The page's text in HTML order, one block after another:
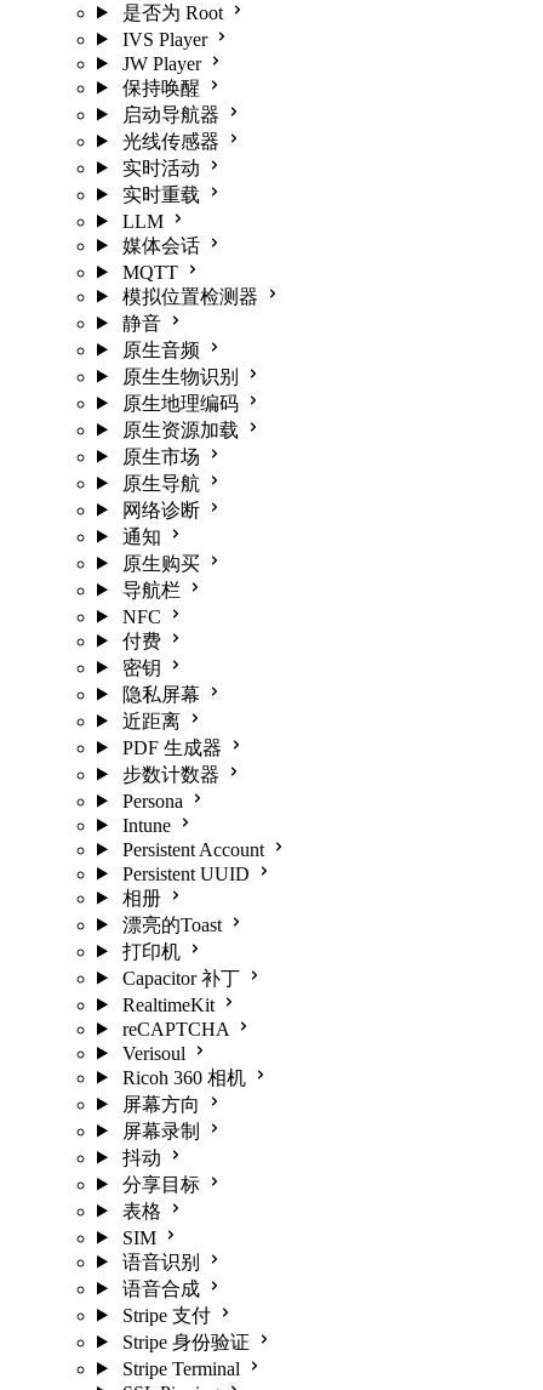
是否为 Root
IVS Player
JW Player
保持唤醒
启动导航器
光线传感器
实时活动
实时重载
LLM
媒体会话
MQTT
模拟位置检测器
静音
原生音频
原生生物识别
原生地理编码
原生资源加载
原生市场
原生导航
网络诊断
通知
原生购买
导航栏
NFC
付费
密钥
隐私屏幕
近距离
PDF 生成器
步数计数器
Persona
Intune
Persistent Account
Persistent UUID
相册
漂亮的Toast
打印机
Capacitor 补丁
RealtimeKit
reCAPTCHA
Verisoul
Ricoh 360 相机
屏幕方向
屏幕录制
抖动
分享目标
表格
SIM
语音识别
语音合成
Stripe 支付
Stripe 身份验证
Stripe Terminal